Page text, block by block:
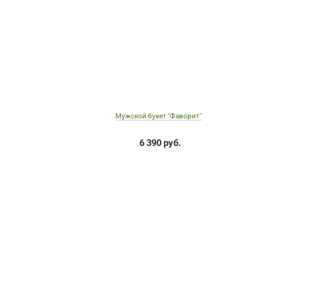
Мужской букет "Фаворит"
6 390 руб.